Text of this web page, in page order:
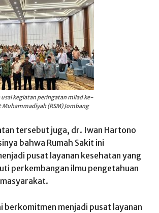
usai kegiatan peringatan milad ke-
Muhammadiyah (RSM) Jombang
tersebut juga, dr. Iwan Hartono
bahwa Rumah Sakit ini
pusat layanan kesehatan yang
perkembangan ilmu pengetahuan
berkomitmen menjadi pusat layanan